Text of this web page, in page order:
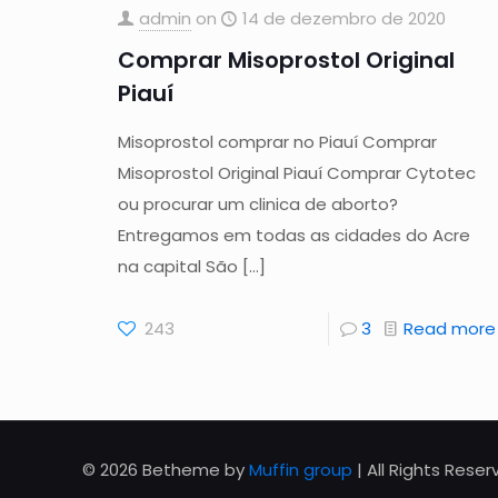
admin on 14 de dezembro de 2020
Comprar Misoprostol Original
Piauí
Misoprostol comprar no Piauí Comprar
Misoprostol Original Piauí Comprar Cytotec
ou procurar um clinica de aborto?
Entregamos em todas as cidades do Acre
na capital São […]
243 3 Read more
© 2026 Betheme byMuffin group | All Rights